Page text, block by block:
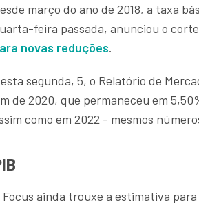
março do ano de 2018, a taxa
feira passada, anunciou o
novas reduções.
segunda, 5, o Relatório de
de 2020, que permaneceu em
como em 2022 - mesmos
Focus ainda trouxe a estimativa